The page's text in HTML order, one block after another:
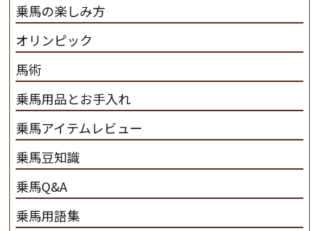
乗馬の楽しみ方
オリンピック
馬術
乗馬用品とお手入れ
乗馬アイテムレビュー
乗馬豆知識
乗馬Q&A
乗馬用語集